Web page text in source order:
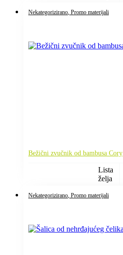
Nekategorizirano , Promo materijali
Bežični zvučnik od bambusa Cory
Lista
želja
Nekategorizirano , Promo materijali